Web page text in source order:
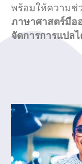
พร้อมให้ความช่
ภาษาศาสตร์มือ
จัดการการแปลไ